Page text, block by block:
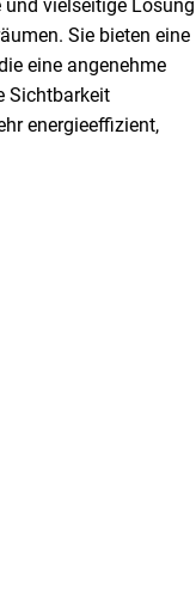
und vielseitige Lösung
Sie bieten eine
eine angenehme
Sichtbarkeit
energieeffizient,